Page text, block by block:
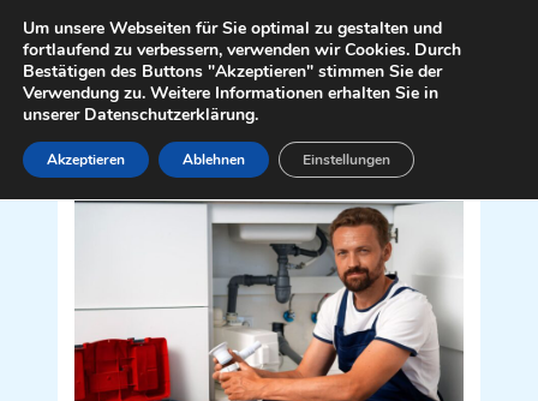
Inhalt
springen
Sanitär Installateur für Pfösing 2122
Um unsere Webseiten für Sie optimal zu gestalten und
fortlaufend zu verbessern, verwenden wir Cookies. Durch
Bestätigen des Buttons "Akzeptieren" stimmen Sie der
Verwendung zu. Weitere Informationen erhalten Sie in
unserer Datenschutzerklärung.
Akzeptieren Ablehnen Einstellungen